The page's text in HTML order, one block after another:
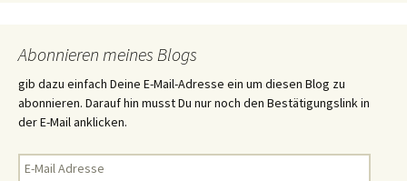
Abonnieren meines Blogs
gib dazu einfach Deine E-Mail-Adresse ein um diesen Blog zu
abonnieren. Darauf hin musst Du nur noch den Bestätigungslink in
der E-Mail anklicken.
E-